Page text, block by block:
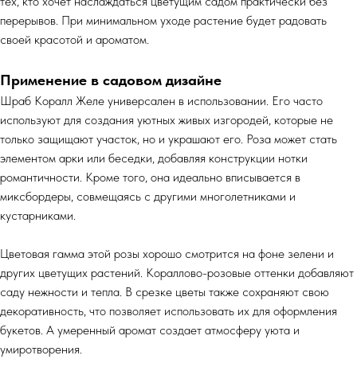
перерывов. При минимальном уходе растение будет радовать
своей красотой и ароматом.
Применение в садовом дизайне
Шраб Коралл Желе универсален в использовании. Его часто
используют для создания уютных живых изгородей, которые не
только защищают участок, но и украшают его. Роза может стать
элементом арки или беседки, добавляя конструкции нотки
романтичности. Кроме того, она идеально вписывается в
миксбордеры, совмещаясь с другими многолетниками и
кустарниками.
Цветовая гамма этой розы хорошо смотрится на фоне зелени и
других цветущих растений. Кораллово-розовые оттенки добавляют
саду нежности и тепла. В срезке цветы также сохраняют свою
декоративность, что позволяет использовать их для оформления
букетов. А умеренный аромат создает атмосферу уюта и
умиротворения.